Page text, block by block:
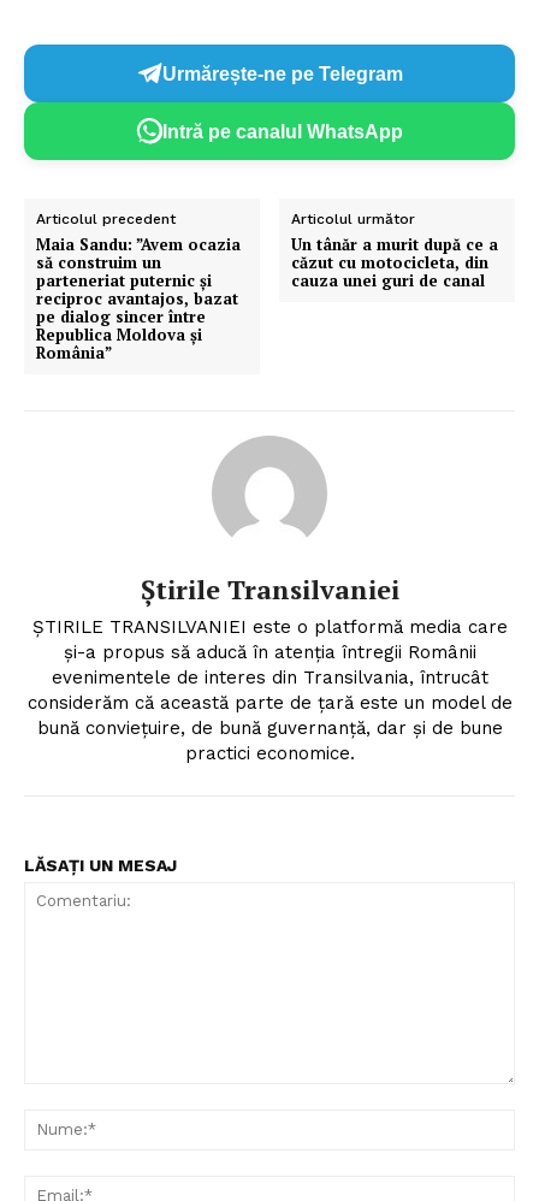
Urmărește-ne pe Telegram
Intră pe canalul WhatsApp
Articolul precedent
Maia Sandu: ”Avem ocazia
să construim un
parteneriat puternic şi
reciproc avantajos, bazat
pe dialog sincer între
Republica Moldova şi
România”
Articolul următor
Un tânăr a murit după ce a
căzut cu motocicleta, din
cauza unei guri de canal
Știrile Transilvaniei
ȘTIRILE TRANSILVANIEI este o platformă media care
și-a propus să aducă în atenția întregii Românii
evenimentele de interes din Transilvania, întrucât
considerăm că această parte de țară este un model de
bună conviețuire, de bună guvernanță, dar și de bune
practici economice.
LĂSAȚI UN MESAJ